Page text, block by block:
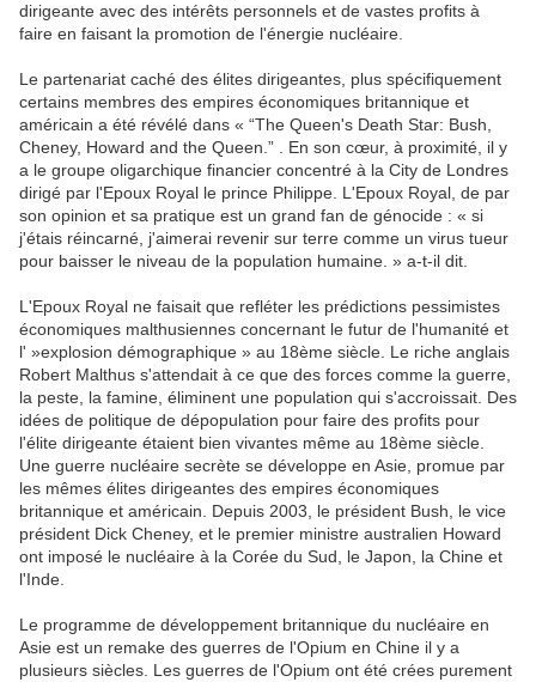
dirigeante avec des intérêts personnels et de vastes profits à
faire en faisant la promotion de l'énergie nucléaire.
Le partenariat caché des élites dirigeantes, plus spécifiquement
certains membres des empires économiques britannique et
américain a été révélé dans « “The Queen's Death Star: Bush,
Cheney, Howard and the Queen.” . En son cœur, à proximité, il y
a le groupe oligarchique financier concentré à la City de Londres
dirigé par l'Epoux Royal le prince Philippe. L'Epoux Royal, de par
son opinion et sa pratique est un grand fan de génocide : « si
j'étais réincarné, j'aimerai revenir sur terre comme un virus tueur
pour baisser le niveau de la population humaine. » a-t-il dit.
L'Epoux Royal ne faisait que refléter les prédictions pessimistes
économiques malthusiennes concernant le futur de l'humanité et
l' »explosion démographique » au 18ème siècle. Le riche anglais
Robert Malthus s'attendait à ce que des forces comme la guerre,
la peste, la famine, éliminent une population qui s'accroissait. Des
idées de politique de dépopulation pour faire des profits pour
l'élite dirigeante étaient bien vivantes même au 18ème siècle.
Une guerre nucléaire secrète se développe en Asie, promue par
les mêmes élites dirigeantes des empires économiques
britannique et américain. Depuis 2003, le président Bush, le vice
président Dick Cheney, et le premier ministre australien Howard
ont imposé le nucléaire à la Corée du Sud, le Japon, la Chine et
l'Inde.
Le programme de développement britannique du nucléaire en
Asie est un remake des guerres de l'Opium en Chine il y a
plusieurs siècles. Les guerres de l'Opium ont été crées purement